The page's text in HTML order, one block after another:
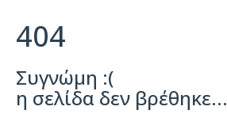
404
Συγνώμη :(
η σελίδα δεν βρέθηκε...